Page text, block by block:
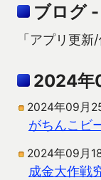
ブログ
「アプリ更
2024年
2024年09月
がちんこビ
2024年09月
成金大作戦